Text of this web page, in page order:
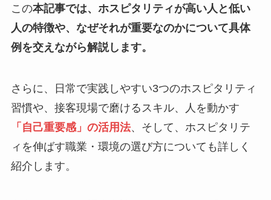
この本記事では、ホスピタリティが高い人と低い
人の特徴や、なぜそれが重要なのかについて具体
例を交えながら解説します。
さらに、日常で実践しやすい3つのホスピタリティ
習慣や、接客現場で磨けるスキル、人を動かす
「自己重要感」の活用法、そして、ホスピタリテ
ィを伸ばす職業・環境の選び方についても詳しく
紹介します。